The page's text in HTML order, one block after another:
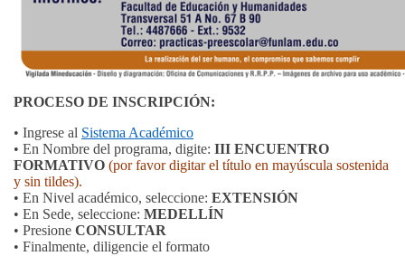
PROCESO DE INSCRIPCIÓN:
• Ingrese al Sistema Académico
• En Nombre del programa, digite: III ENCUENTRO
FORMATIVO (por favor digitar el título en mayúscula sostenida
y sin tildes).
• En Nivel académico, seleccione: EXTENSIÓN
• En Sede, seleccione: MEDELLÍN
• Presione CONSULTAR
• Finalmente, diligencie el formato